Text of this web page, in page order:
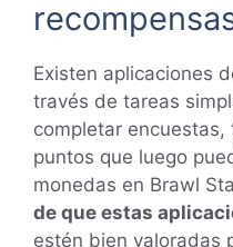
Existen aplicaciones
través de tareas
completar
puntos que luego
monedas en Brawl
de que estas
estén bien valoradas